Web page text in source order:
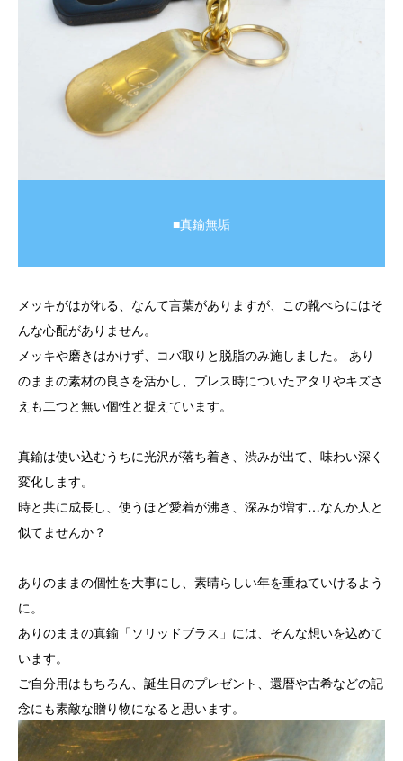
■真鍮無垢
メッキがはがれる、なんて言葉がありますが、この靴べらにはそ
んな心配がありません。
メッキや磨きはかけず、コバ取りと脱脂のみ施しました。 あり
のままの素材の良さを活かし、プレス時についたアタリやキズさ
えも二つと無い個性と捉えています。
真鍮は使い込むうちに光沢が落ち着き、渋みが出て、味わい深く
変化します。
時と共に成長し、使うほど愛着が沸き、深みが増す…なんか人と
似てませんか？
ありのままの個性を大事にし、素晴らしい年を重ねていけるよう
に。
ありのままの真鍮「ソリッドブラス」には、そんな想いを込めて
います。
ご自分用はもちろん、誕生日のプレゼント、還暦や古希などの記
念にも素敵な贈り物になると思います。